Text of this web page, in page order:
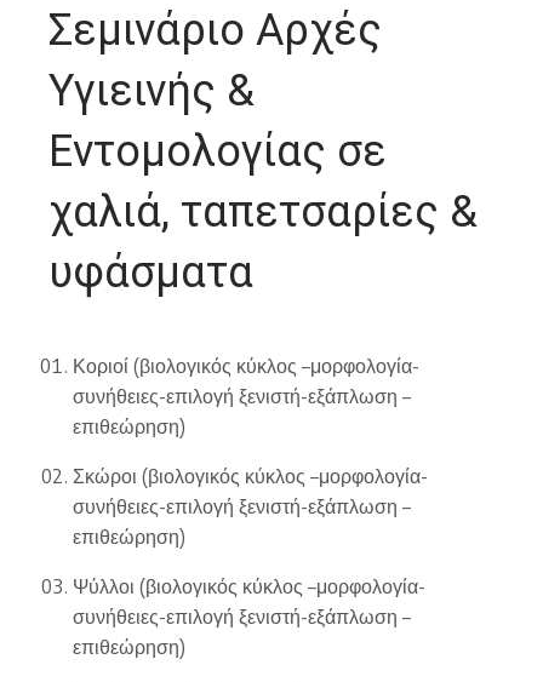
Σεμινάριο Αρχές
Υγιεινής &
Εντομολογίας σε
χαλιά, ταπετσαρίες &
υφάσματα
Κοριοί (βιολογικός κύκλος –μορφολογία-
συνήθειες-επιλογή ξενιστή-εξάπλωση –
επιθεώρηση)
Σκώροι (βιολογικός κύκλος –μορφολογία-
συνήθειες-επιλογή ξενιστή-εξάπλωση –
επιθεώρηση)
Ψύλλοι (βιολογικός κύκλος –μορφολογία-
συνήθειες-επιλογή ξενιστή-εξάπλωση –
επιθεώρηση)